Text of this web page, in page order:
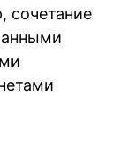
сочетание